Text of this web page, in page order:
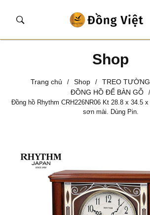
Shop
Trang chủ / Shop / TREO
ĐỒNG HỒ ĐỂ BÀN GỖ
/
Đồng hồ Rhythm CRH226NR06 Kt 28.8 x 34.5
sơn mài. Dùng Pin.